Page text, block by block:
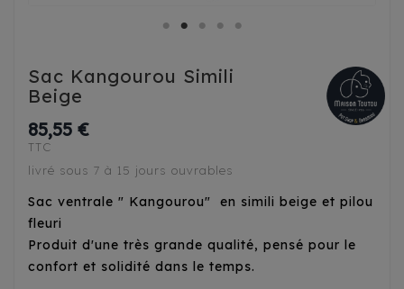
Sac Kangourou Simili
Beige
85,55 €
TTC
livré sous 7 à 15 jours ouvrables
Sac ventrale " Kangourou" en simili beige et pilou
fleuri
Produit d'une très grande qualité, pensé pour le
confort et solidité dans le temps.